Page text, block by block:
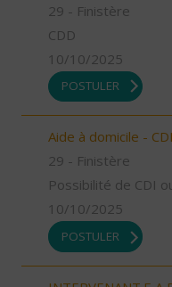
29 - Finistère
CDD
10/10/2025
POSTULER
Aide à domicile -
29 - Finistère
Possibilité de CDI
10/10/2025
POSTULER